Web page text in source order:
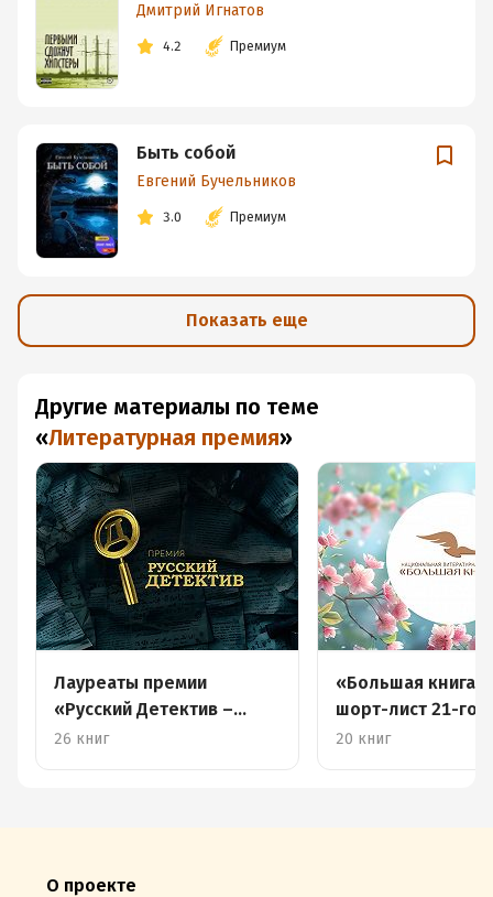
Дмитрий Игнатов
4.2 Премиум
Быть собой
Евгений Бучельников
3.0 Премиум
Показать еще
Другие материалы по теме
«Литературная премия»
Лауреаты премии
«Русский Детектив –
2026»
26 книг
«Большая книга
шорт-лист 21-го
20 книг
О проекте